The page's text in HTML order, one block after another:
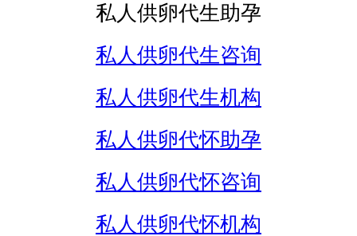
私人供卵代生助孕
私人供卵代生咨询
私人供卵代生机构
私人供卵代怀助孕
私人供卵代怀咨询
私人供卵代怀机构